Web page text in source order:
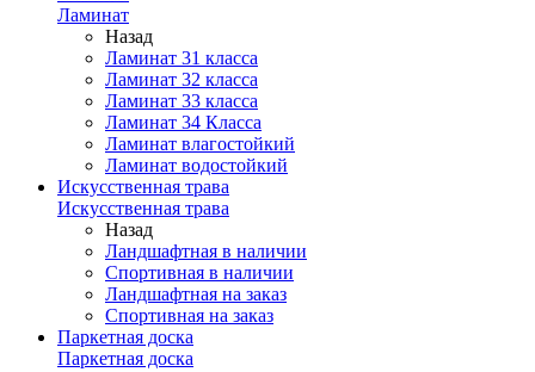
Ламинат
Назад
Ламинат 31 класса
Ламинат 32 класса
Ламинат 33 класса
Ламинат 34 Класса
Ламинат влагостойкий
Ламинат водостойкий
Искусственная трава
Искусственная трава
Назад
Ландшафтная в наличии
Спортивная в наличии
Ландшафтная на заказ
Спортивная на заказ
Паркетная доска
Паркетная доска